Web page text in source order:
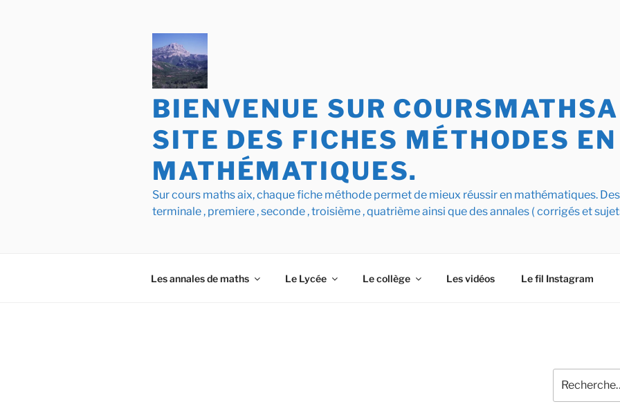
BIENVENUE SUR
SITE DES FICHES MÉTHODES EN
MATHÉMATIQUES.
Sur cours maths aix, chaque fiche méthode permet de mieux réussir en mathématiques.
terminale , premiere , seconde , troisième , quatrième ainsi que des annales ( corrigés et
Les annales de maths Le Lycée Le collège Les vidéos Le fil Instagram
pour
: